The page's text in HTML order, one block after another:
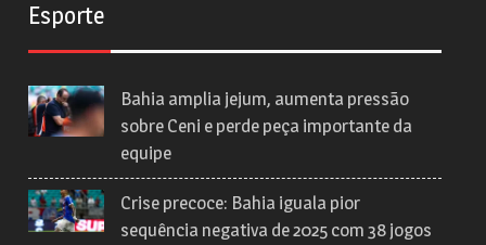
Esporte
Bahia amplia jejum, aumenta pressão
sobre Ceni e perde peça importante da
equipe
Crise precoce: Bahia iguala pior
sequência negativa de 2025 com 38 jogos